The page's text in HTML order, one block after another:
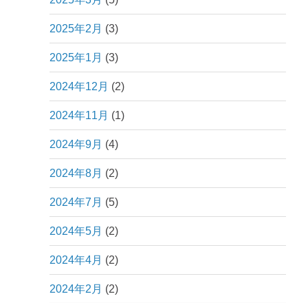
2025年2月 (3)
2025年1月 (3)
2024年12月 (2)
2024年11月 (1)
2024年9月 (4)
2024年8月 (2)
2024年7月 (5)
2024年5月 (2)
2024年4月 (2)
2024年2月 (2)